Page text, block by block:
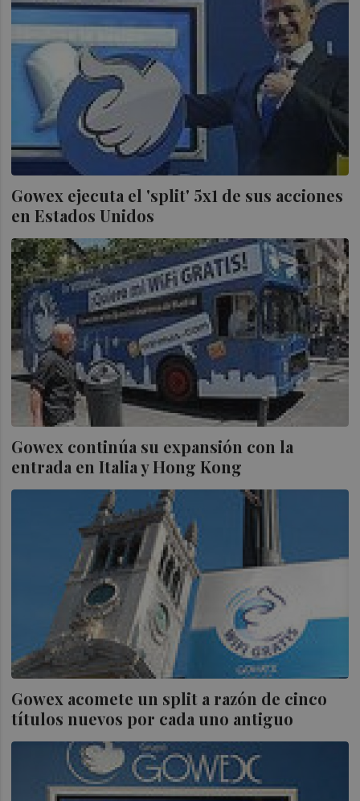
Gowex ejecuta el 'split' 5x1 de sus acciones
en Estados Unidos
Gowex continúa su expansión con la
entrada en Italia y Hong Kong
Gowex acomete un split a razón de cinco
títulos nuevos por cada uno antiguo